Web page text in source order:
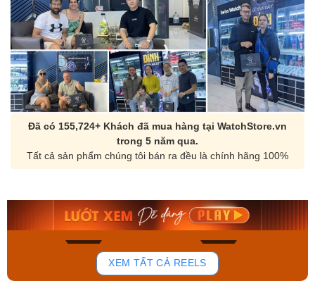
Đã có 155,724+ Khách đã mua hàng tại WatchStore.vn
trong 5 năm qua.
Tất cả sản phẩm chúng tôi bán ra đều là chính hãng 100%
150
Orient Nam RA-
Mua ngay
Casio Nam MTS-
Mua ngay
XEM TẤT CẢ REELS